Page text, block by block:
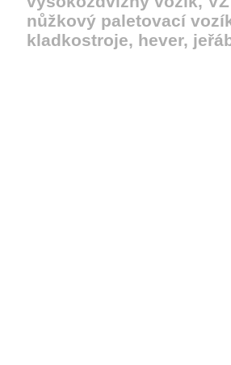
nůžkový paletovací
kladkostroje, hever,